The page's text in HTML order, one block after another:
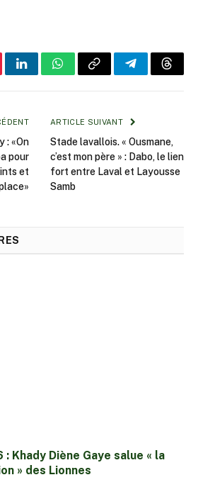
LinkedInWhatsApp
Copy
Telegram
: «On
pour
et
ARTICLE SUIVANT
Stade lavallois. « Ousmane,
c’est mon père » : Dabo, le lien
fort entre Laval et Layousse
Samb
Khady Diène Gaye salue « la
» des Lionnes